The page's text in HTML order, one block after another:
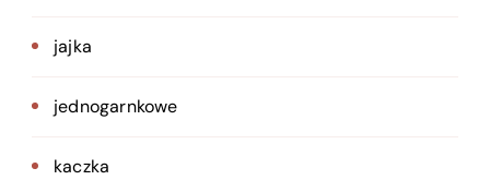
jajka
jednogarnkowe
kaczka